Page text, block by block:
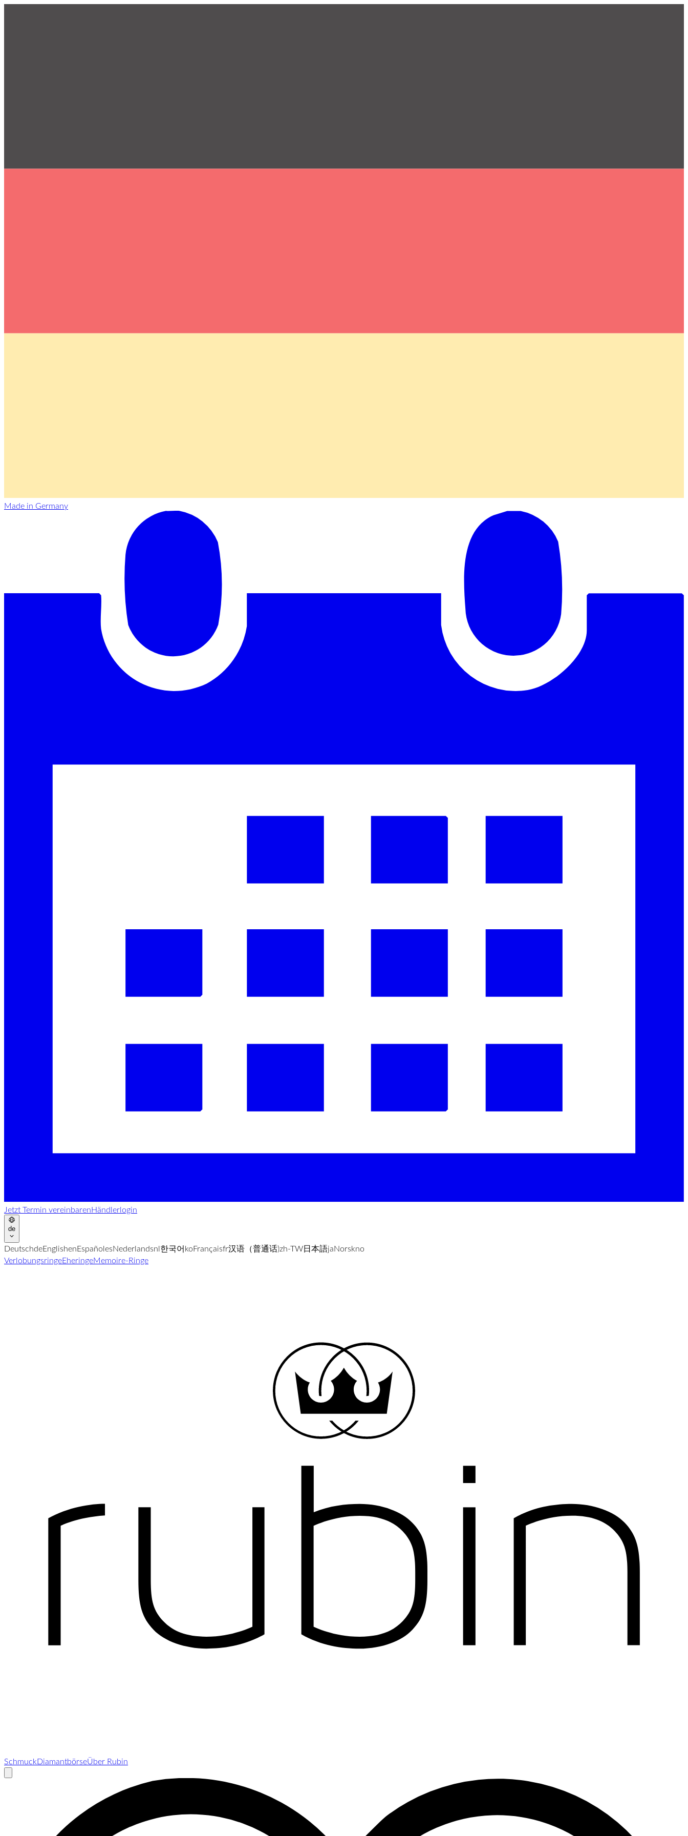
Made in Germany
Jetzt Termin vereinbarenHändlerlogin
de
DeutschdeEnglishenEspañolesNederlandsnl한국어koFrançaisfr汉语（普通话)zh-TW日本語jaNorskno
VerlobungsringeEheringeMemoire-Ringe
SchmuckDiamantbörseÜber Rubin